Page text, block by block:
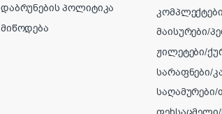
დაბრუნების პოლიტიკა
მიწოდება
კომპლექტები
მაისურები/
ჟილეტები/
სარაფნები/